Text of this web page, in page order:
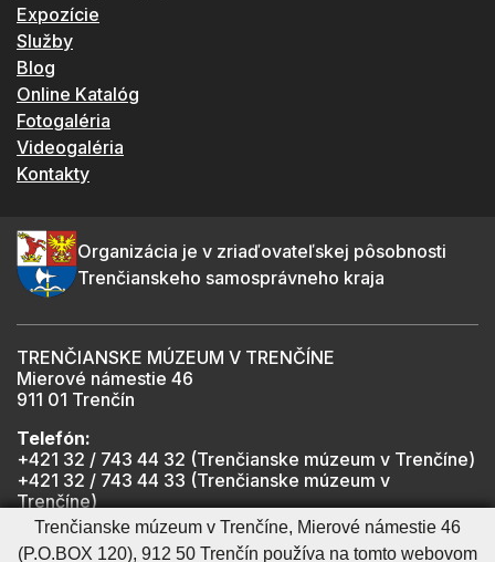
Expozície
Služby
Blog
Online Katalóg
Fotogaléria
Videogaléria
Kontakty
Organizácia je v zriaďovateľskej pôsobnosti
Trenčianskeho samosprávneho kraja
TRENČIANSKE MÚZEUM V TRENČÍNE
Mierové námestie 46
911 01 Trenčín
Telefón:
+421 32 / 743 44 32 (Trenčianske múzeum v Trenčíne)
+421 32 / 743 44 33 (Trenčianske múzeum v
Trenčíne)
+421 901 918 825 (Trenčiansky hrad - informátor -
počas otváracích hodín hradu)
Trenčianske múzeum v Trenčíne, Mierové námestie 46
(P.O.BOX 120), 912 50 Trenčín používa na tomto webovom